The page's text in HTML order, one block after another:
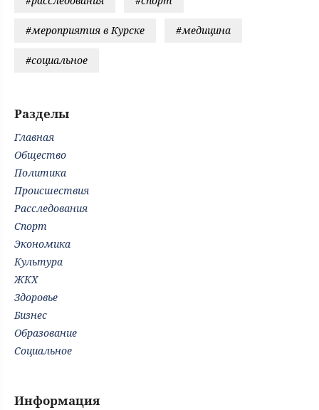
#мероприятия в Курске #медицина
#социальное
Разделы
Главная
Общество
Политика
Происшествия
Расследования
Спорт
Экономика
Культура
ЖКХ
Здоровье
Бизнес
Образование
Социальное
Информация